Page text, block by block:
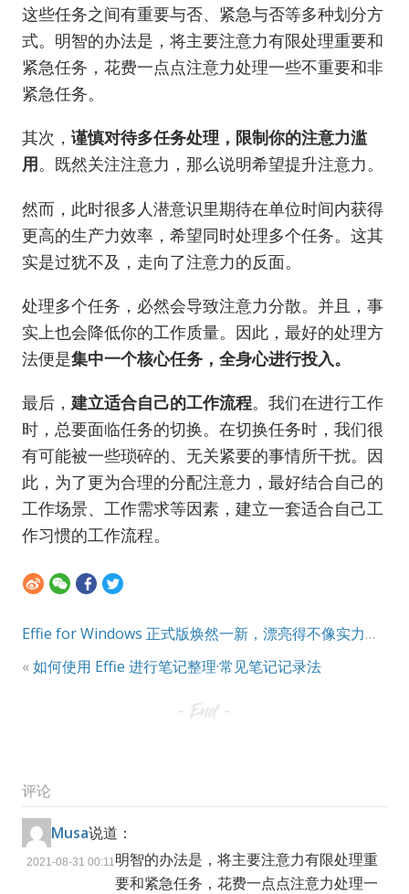
这些任务之间有重要与否、紧急与否等多种划分方
式。明智的办法是，将主要注意力有限处理重要和
紧急任务，花费一点点注意力处理一些不重要和非
紧急任务。
其次， 谨慎对待多任务处理，限制你的注意力滥
用。既然关注注意力，那么说明希望提升注意力。
然而，此时很多人潜意识里期待在单位时间内获得
更高的生产力效率，希望同时处理多个任务。这其
实是过犹不及，走向了注意力的反面。
处理多个任务，必然会导致注意力分散。并且，事
实上也会降低你的工作质量。因此，最好的处理方
法便是集中一个核心任务，全身心进行投入。
最后， 建立适合自己的工作流程。我们在进行工作
时，总要面临任务的切换。在切换任务时，我们很
有可能被一些琐碎的、无关紧要的事情所干扰。因
此，为了更为合理的分配注意力，最好结合自己的
工作场景、工作需求等因素，建立一套适合自己工
作习惯的工作流程。
Effie for Windows 正式版焕然一新，漂亮得不像实力派
«如何使用 Effie 进行笔记整理·常见笔记记录法
评论
Musa说道：
2021-08-31 00:11明智的办法是，将主要注意力有限处理重
要和紧急任务，花费一点点注意力处理一